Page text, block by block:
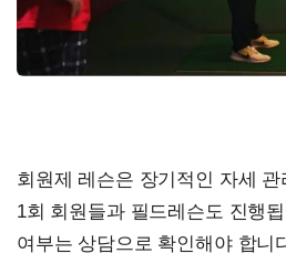
회원제 레슨은 장기적인 자세
1회 회원들과 필드레슨도 진행
여부는 상담으로 확인해야 합니